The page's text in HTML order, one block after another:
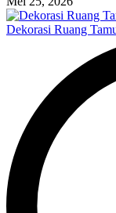
Dekorasi Ruang